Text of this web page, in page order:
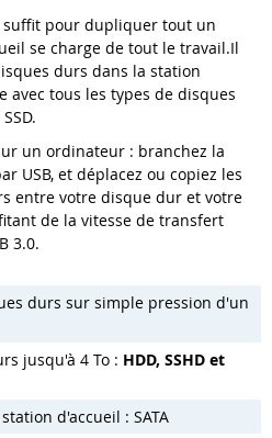
pour dupliquer tout un
se charge de tout le travail.Il
durs dans la station
avec tous les types de disques
un ordinateur : branchez la
USB, et déplacez ou copiez les
entre votre disque dur et votre
de la vitesse de transfert
3.0.
durs sur simple pression d'un
jusqu'à 4 To : HDD, SSHD et
d'accueil : SATA